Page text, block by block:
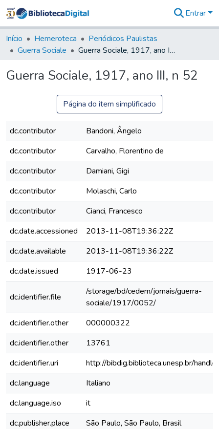
&
Coleções
Tudo na
Digital
Entrar
Início Hemeroteca
Periódicos Paulistas
Guerra Sociale
Guerra Sociale, 1917, ano III, n 52
Guerra Sociale, 1917, ano III, n 52
Página do item simplificado
dc.contributor
Bandoni, Ângelo
dc.contributor
Carvalho, Florentino de
dc.contributor
Damiani, Gigi
dc.contributor
Molaschi, Carlo
dc.contributor
Cianci, Francesco
dc.date.accessioned
2013-11-08T19:36:22Z
dc.date.available
2013-11-08T19:36:22Z
dc.date.issued
1917-06-23
dc.identifier.file
/storage/bd/cedem/jornais/guerra-
sociale/1917/0052/
dc.identifier.other
000000322
dc.identifier.other
13761
dc.identifier.uri
http://bibdig.biblioteca.unesp.br/
dc.language
Italiano
dc.language.iso
it
dc.publisher.place
São Paulo, São Paulo, Brasil